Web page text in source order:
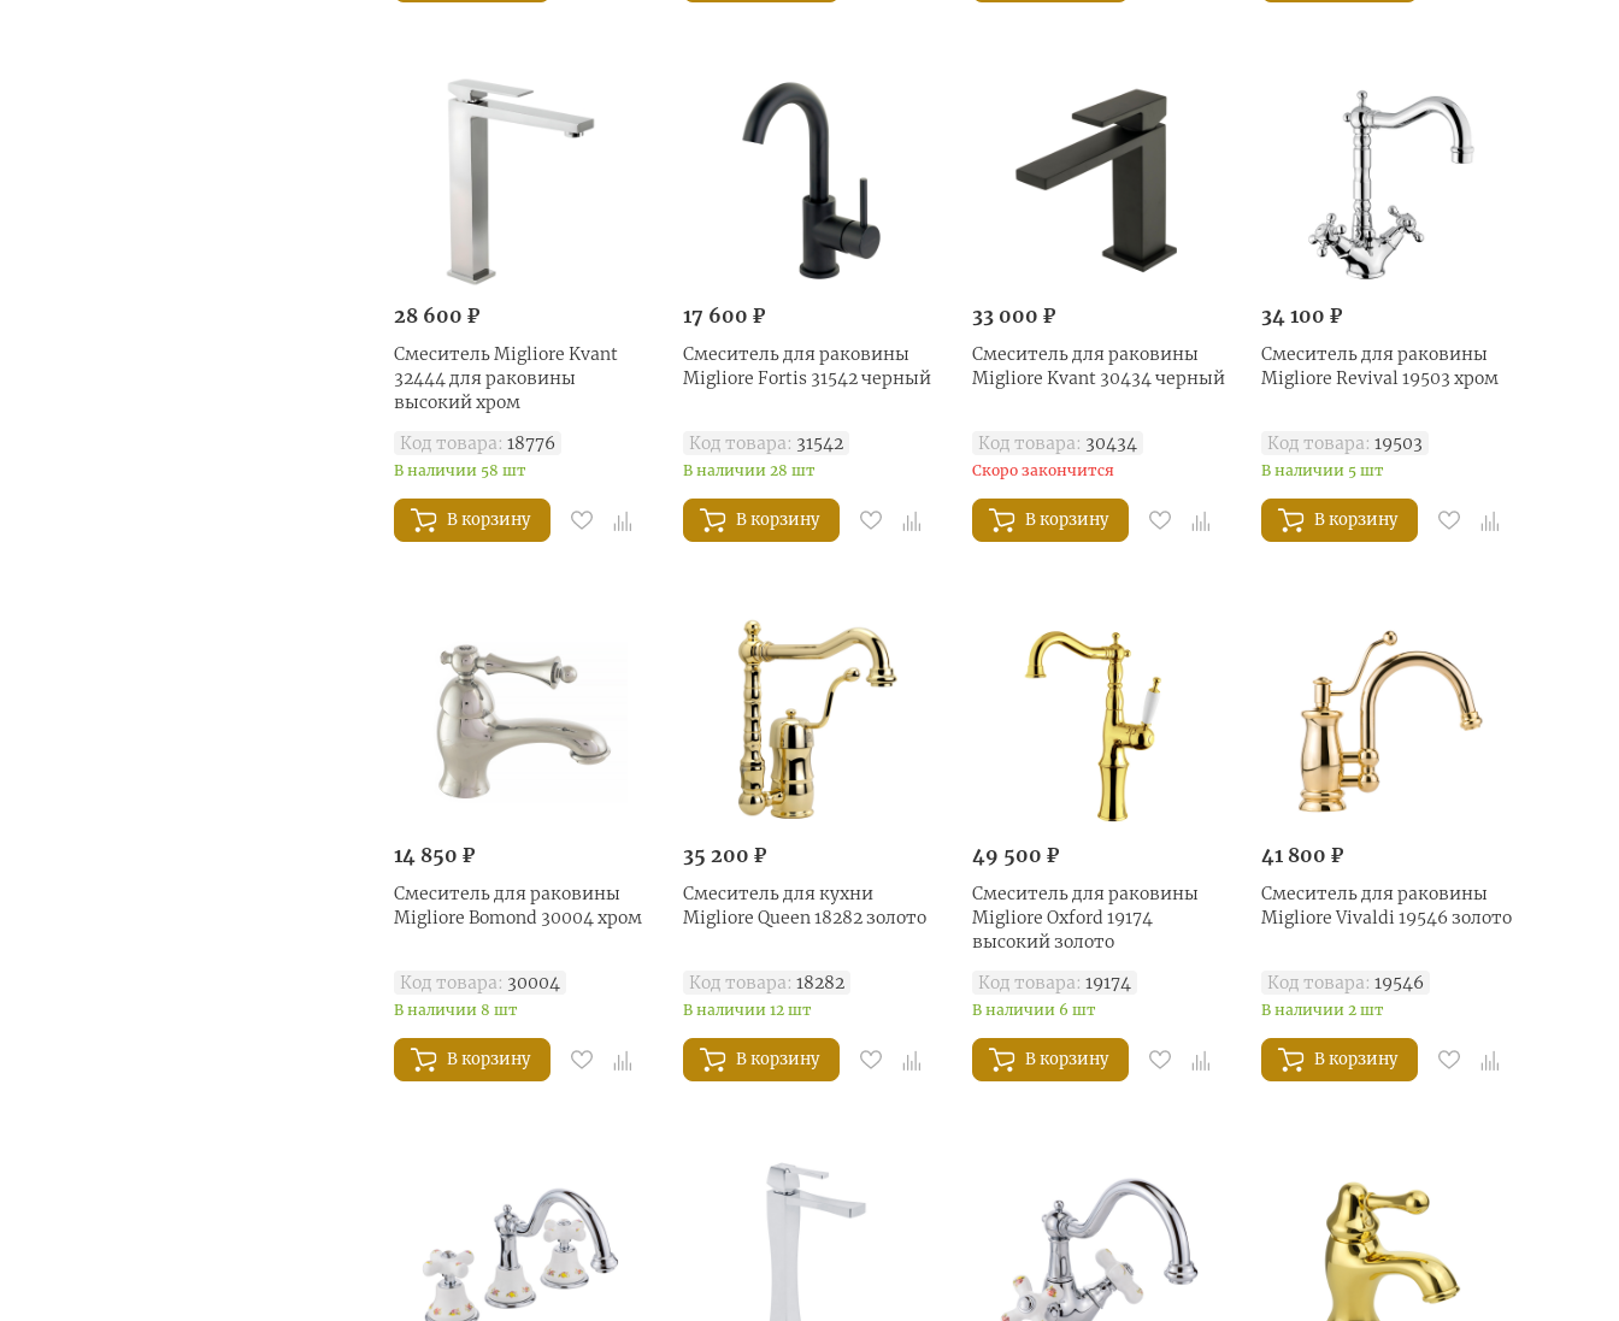
28 600 ₽
Смеситель Migliore Kvant
32444 для раковины
высокий хром
Код товара: 18776
В наличии 58 шт
В корзину
17 600 ₽
Смеситель для раковины
Migliore Fortis 31542 черный
Код товара: 31542
В наличии 28 шт
В корзину
33 000 ₽
Смеситель для раковины
Migliore Kvant 30434 черный
Код товара: 30434
Скоро закончится
В корзину
34 100 ₽
Смеситель для раковины
Migliore Revival 19503 хром
Код товара: 19503
В наличии 5 шт
В корзину
14 850 ₽
Смеситель для раковины
Migliore Bomond 30004 хром
Код товара: 30004
В наличии 8 шт
В корзину
35 200 ₽
Смеситель для кухни
Migliore Queen 18282 золото
Код товара: 18282
В наличии 12 шт
В корзину
49 500 ₽
Смеситель для раковины
Migliore Oxford 19174
высокий золото
Код товара: 19174
В наличии 6 шт
В корзину
41 800 ₽
Смеситель для раковины
Migliore Vivaldi 19546 золото
Код товара: 19546
В наличии 2 шт
В корзину